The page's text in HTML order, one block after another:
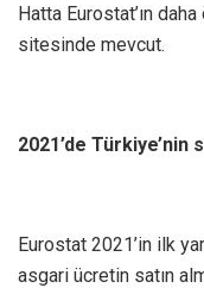
Hatta Eurostat’ın
sitesinde mevcut.
2021’de Türkiye’nin
Eurostat 2021’in ilk
asgari ücretin satın